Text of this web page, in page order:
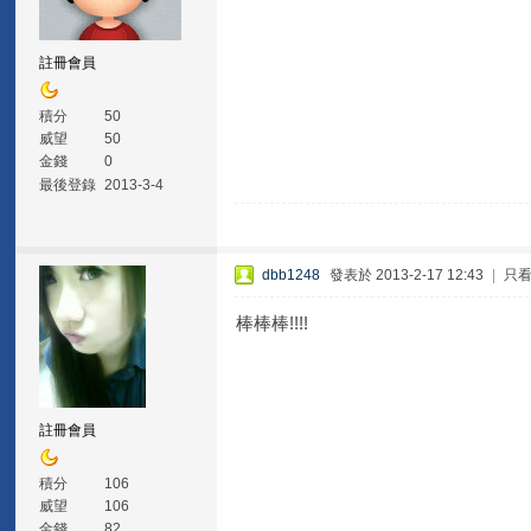
註冊會員
積分
50
威望
50
金錢
0
最後登錄 2013-3-4
註冊會員
積分
106
威望
106
dbb1248 發表於 2013-2-17 12:43 只
棒棒棒!!!!